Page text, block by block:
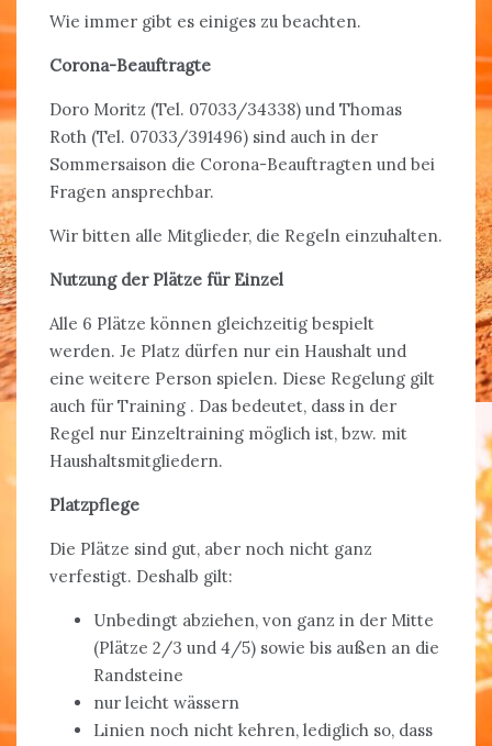
Wie immer gibt es einiges zu beachten.
Corona-Beauftragte
Doro Moritz (Tel. 07033/34338) und Thomas
Roth (Tel. 07033/391496) sind auch in der
Sommersaison die Corona-Beauftragten und bei
Fragen ansprechbar.
Wir bitten alle Mitglieder, die Regeln einzuhalten.
Nutzung der Plätze für Einzel
Alle 6 Plätze können gleichzeitig bespielt
werden. Je Platz dürfen nur ein Haushalt und
eine weitere Person spielen. Diese Regelung gilt
auch für Training . Das bedeutet, dass in der
Regel nur Einzeltraining möglich ist, bzw. mit
Haushaltsmitgliedern.
Platzpflege
Die Plätze sind gut, aber noch nicht ganz
verfestigt. Deshalb gilt:
Unbedingt abziehen, von ganz in der Mitte
(Plätze 2/3 und 4/5) sowie bis außen an die
Randsteine
nur leicht wässern
Linien noch nicht kehren, lediglich so, dass